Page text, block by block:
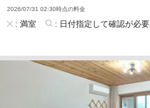
2026/07/31 02:30時点の料金
: 満室 : 日付指定して確認が必要